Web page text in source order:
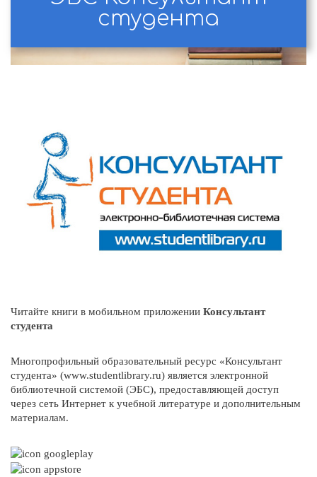
студента
Читайте книги в мобильном приложении Консультант
студента
Многопрофильный образовательный ресурс «Консультант
студента» (www.studentlibrary.ru) является электронной
библиотечной системой (ЭБС), предоставляющей доступ
через сеть Интернет к учебной литературе и дополнительным
материалам.